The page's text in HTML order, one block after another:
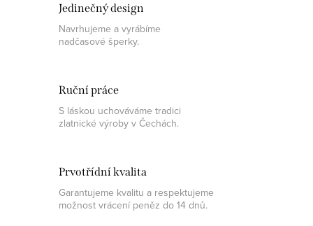
Jedinečný design
Navrhujeme a vyrábíme
nadčasové šperky.
Ruční práce
S láskou uchováváme tradici
zlatnické výroby v Čechách.
Prvotřídní kvalita
Garantujeme kvalitu a respektujeme
možnost vrácení peněz do 14 dnů.